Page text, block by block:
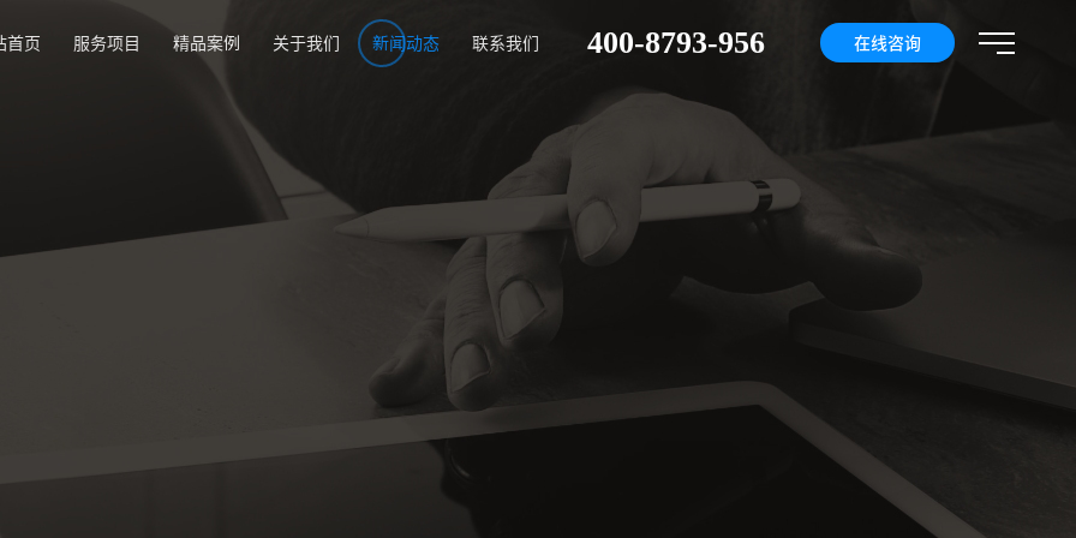
首页 服务项目 精品案例 关于我们 新闻动态 联系我们 400-8793-956 在线咨询